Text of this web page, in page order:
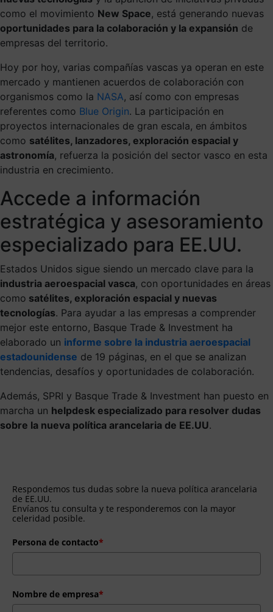
como el movimiento New Space, está generando nuevas
oportunidades para la colaboración y la expansión de
empresas del territorio.
Hoy por hoy, varias compañías vascas ya operan en este
mercado y mantienen acuerdos de colaboración con
organismos como la NASA, así como con empresas
referentes como Blue Origin. La participación en
proyectos internacionales de gran escala, en ámbitos
como satélites, lanzadores, exploración espacial y
astronomía, refuerza la posición del sector vasco en esta
industria en crecimiento.
Accede a información
estratégica y asesoramiento
especializado para EE.UU.
Estados Unidos sigue siendo un mercado clave para la
industria aeroespacial vasca, con oportunidades en áreas
como satélites, exploración espacial y nuevas
tecnologías. Para ayudar a las empresas a comprender
mejor este entorno, Basque Trade & Investment ha
elaborado un informe sobre la industria aeroespacial
estadounidense de 19 páginas, en el que se analizan
tendencias, desafíos y oportunidades de colaboración.
Además, SPRI y Basque Trade & Investment han puesto en
marcha un helpdesk especializado para resolver dudas
sobre la nueva política arancelaria de EE.UU.
Respondemos tus dudas sobre la nueva política arancelaria
de EE.UU.
Envíanos tu consulta y te responderemos con la mayor
celeridad posible.
Persona de contacto*
Nombre de empresa*